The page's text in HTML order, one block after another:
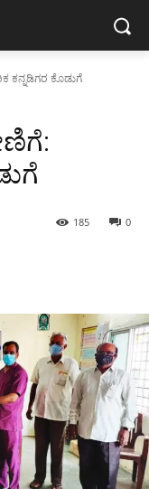
ಕನ್ನಡಿಗರ ಕೊಡುಗೆ
0
185